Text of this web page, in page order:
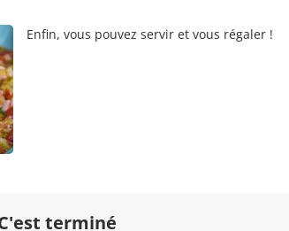
Enfin, vous pouvez servir et vous régaler !
terminé